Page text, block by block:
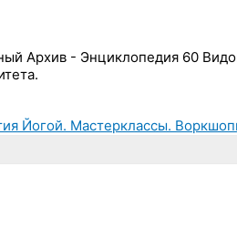
Архив - Энциклопедия 60
Йогой. Мастерклассы.